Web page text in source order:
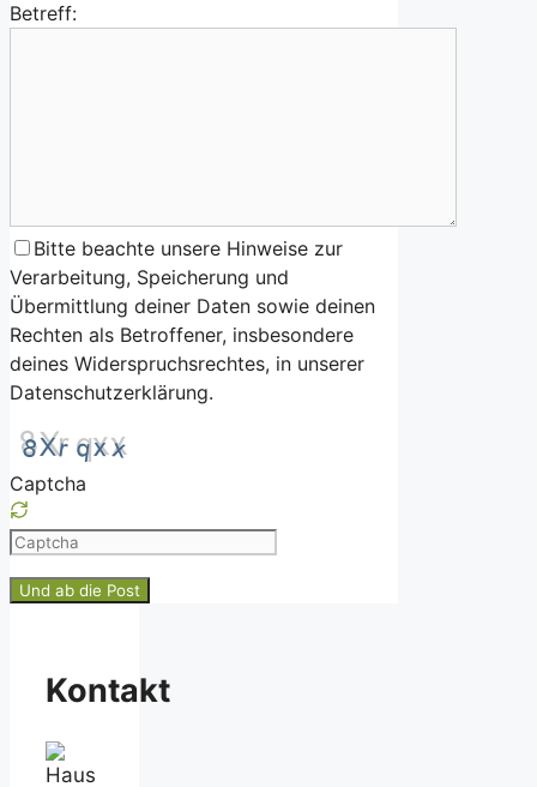
Betreff:
Bitte beachte unsere Hinweise zur
Verarbeitung, Speicherung und
Übermittlung deiner Daten sowie deinen
Rechten als Betroffener, insbesondere
deines Widerspruchsrechtes, in unserer
Datenschutzerklärung.
Captcha
Please
the
CAPTCHA
Kontakt